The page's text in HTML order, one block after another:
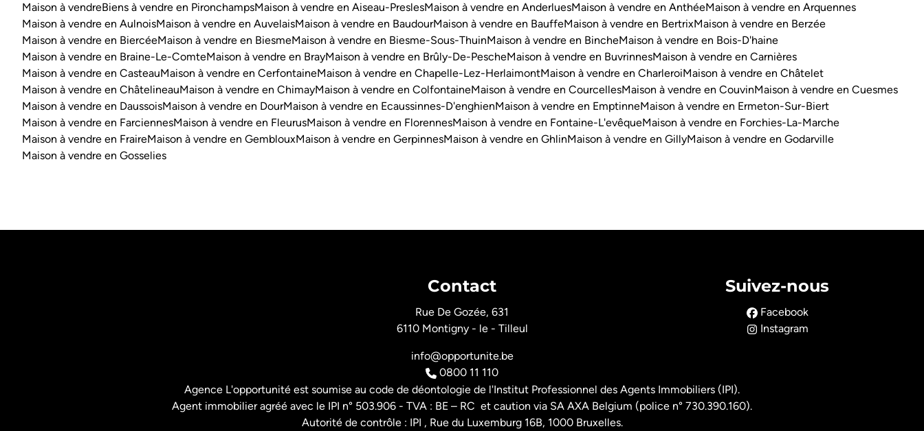
Maison à vendreBiens à vendre en PironchampsMaison à vendre en Aiseau-PreslesMaison à vendre en AnderluesMaison à vendre en AnthéeMaison à vendre en Arquennes
Maison à vendre en AulnoisMaison à vendre en AuvelaisMaison à vendre en BaudourMaison à vendre en BauffeMaison à vendre en BertrixMaison à vendre en Berzée
Maison à vendre en BiercéeMaison à vendre en BiesmeMaison à vendre en Biesme-Sous-ThuinMaison à vendre en BincheMaison à vendre en Bois-D'haine
Maison à vendre en Braine-Le-ComteMaison à vendre en BrayMaison à vendre en Brûly-De-PescheMaison à vendre en BuvrinnesMaison à vendre en Carnières
Maison à vendre en CasteauMaison à vendre en CerfontaineMaison à vendre en Chapelle-Lez-HerlaimontMaison à vendre en CharleroiMaison à vendre en Châtelet
Maison à vendre en ChâtelineauMaison à vendre en ChimayMaison à vendre en ColfontaineMaison à vendre en CourcellesMaison à vendre en CouvinMaison à vendre en Cuesmes
Maison à vendre en DaussoisMaison à vendre en DourMaison à vendre en Ecaussinnes-D'enghienMaison à vendre en EmptinneMaison à vendre en Ermeton-Sur-Biert
Maison à vendre en FarciennesMaison à vendre en FleurusMaison à vendre en FlorennesMaison à vendre en Fontaine-L'evêqueMaison à vendre en Forchies-La-Marche
Maison à vendre en FraireMaison à vendre en GemblouxMaison à vendre en GerpinnesMaison à vendre en GhlinMaison à vendre en GillyMaison à vendre en Godarville
Maison à vendre en Gosselies
Contact
Rue De Gozée, 631
6110 Montigny - le - Tilleul
info@opportunite.be
0800 11 110
Suivez-nous
Facebook
Instagram
Agence L'opportunité est soumise au code de déontologie de l'Institut Professionnel des Agents Immobiliers (IPI).
Agent immobilier agréé avec le IPI n° 503.906 - TVA : BE – RC et caution via SA AXA Belgium (police n° 730.390.160).
Autorité de contrôle : IPI , Rue du Luxemburg 16B, 1000 Bruxelles.